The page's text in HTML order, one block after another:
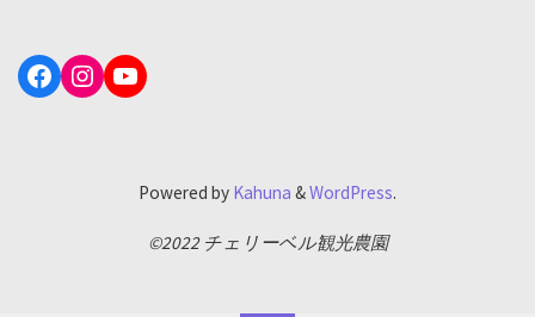
Facebook
Instagram
YouTube
Powered by Kahuna &WordPress.
©2022 チェリーベル観光農園